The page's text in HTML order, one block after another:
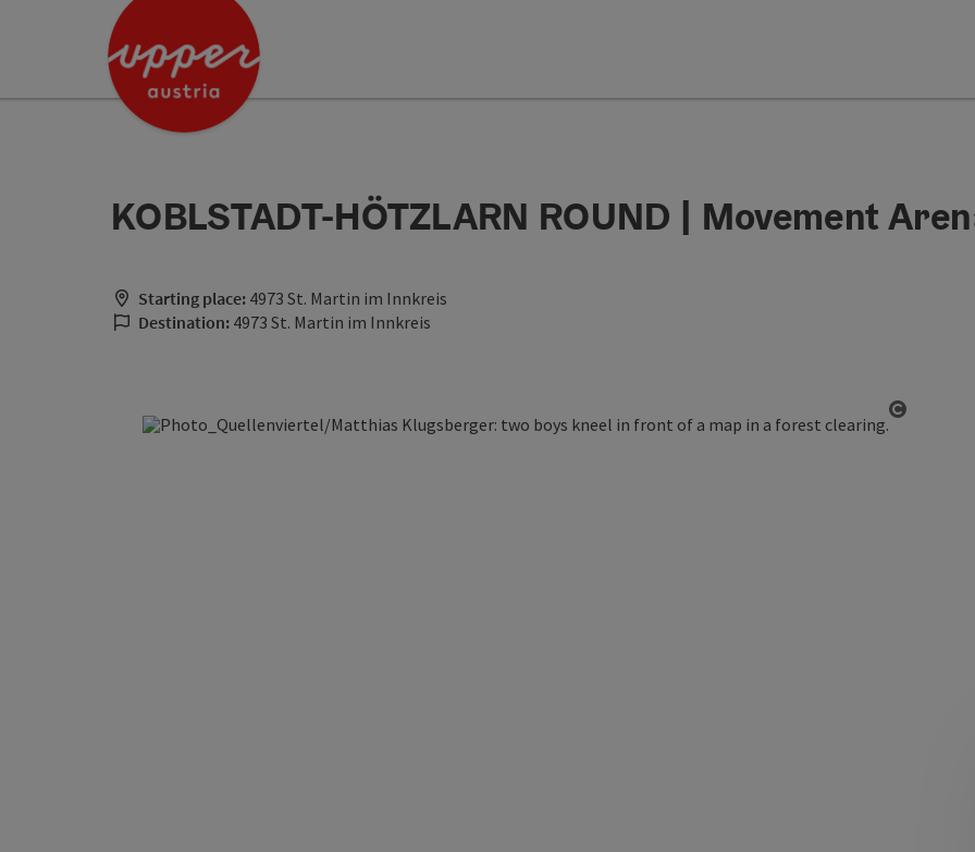
Accesskey
Accesskey
KOBLSTADT-HÖTZLARN ROUND | Movement
Starting place: 4973 St. Martin im Innkreis
Destination: 4973 St. Martin im Innkreis